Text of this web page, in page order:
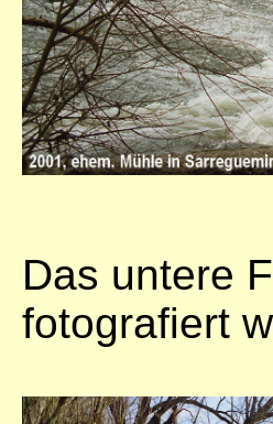
Das untere
fotografiert